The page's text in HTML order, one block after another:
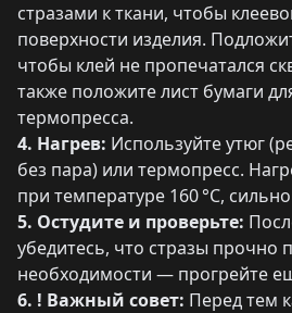
стразами к ткани, чтобы
поверхности изделия.
чтобы клей не пропечатался
также положите лист бумаги
термопресса.
4. Нагрев: Используйте утюг
без пара) или термопресс.
при температуре 160 °C,
5. Остудите и проверьте:
убедитесь, что стразы прочно
необходимости — прогрейте
6. ! Важный совет: Перед тем